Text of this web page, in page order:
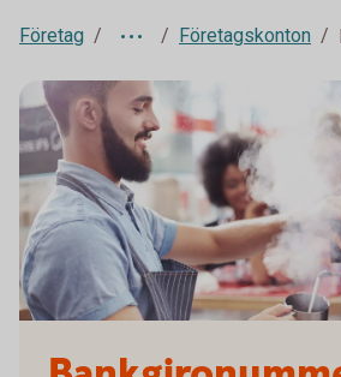
Företag Företagskonton